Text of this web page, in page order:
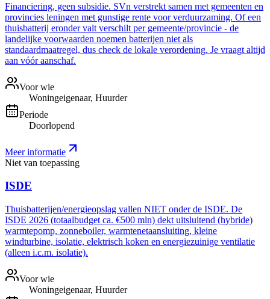
Financiering, geen subsidie. SVn verstrekt samen met gemeenten en
provincies leningen met gunstige rente voor verduurzaming. Of een
thuisbatterij eronder valt verschilt per gemeente/provincie - de
landelijke voorwaarden noemen batterijen niet als
standaardmaatregel, dus check de lokale verordening. Je vraagt altijd
aan vóór aanschaf.
Voor wie
Woningeigenaar, Huurder
Periode
Doorlopend
Meer informatie
Niet van toepassing
ISDE
Thuisbatterijen/energieopslag vallen NIET onder de ISDE. De
ISDE 2026 (totaalbudget ca. €500 mln) dekt uitsluitend (hybride)
warmtepomp, zonneboiler, warmtenetaansluiting, kleine
windturbine, isolatie, elektrisch koken en energiezuinige ventilatie
(alleen i.c.m. isolatie).
Voor wie
Woningeigenaar, Huurder